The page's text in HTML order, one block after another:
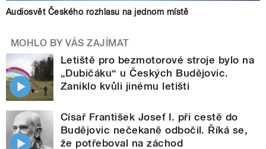
Audiosvět Českého rozhlasu na jednom místě
MOHLO BY VÁS ZAJÍMAT
Letiště pro bezmotorové stroje bylo na
„Dubičáku“ u Českých Budějovic.
Zaniklo kvůli jinému letišti
Císař František Josef I. při cestě do
Budějovic nečekaně odbočil. Říká se,
že potřeboval na záchod